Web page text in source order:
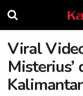
Viral
Misterius’